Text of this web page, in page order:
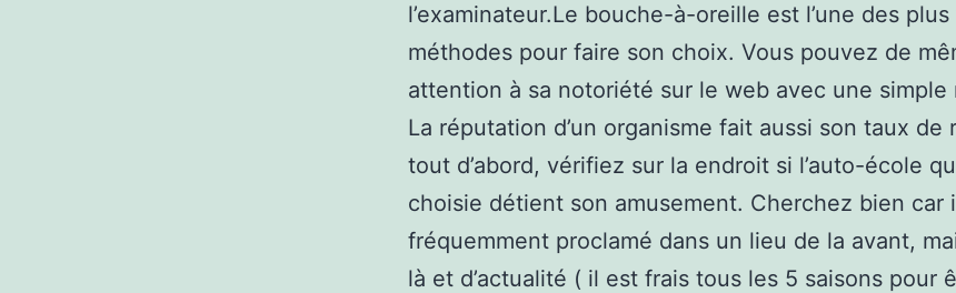
l’examinateur.Le bouche-à-oreille est l’une des
méthodes pour faire son choix. Vous pouvez de
attention à sa notoriété sur le web avec une simple
La réputation d’un organisme fait aussi son taux de
tout d’abord, vérifiez sur la endroit si l’auto-école
choisie détient son amusement. Cherchez bien car
fréquemment proclamé dans un lieu de la avant,
là et d’actualité ( il est frais tous les 5 saisons pour